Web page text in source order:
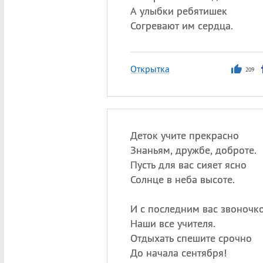
А улыбки ребятишек
Согревают им сердца.
Открытка 209
Деток учите прекрасно
Знаньям, дружбе, доброте.
Пусть для вас сияет ясно
Солнце в неба высоте.
И с последним вас
Наши все учителя.
Отдыхать спешите срочно
До начала сентября!